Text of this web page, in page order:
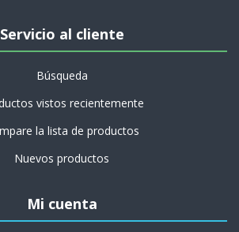
Servicio al cliente
Búsqueda
vistos recientemente
la lista de productos
Nuevos productos
Mi cuenta